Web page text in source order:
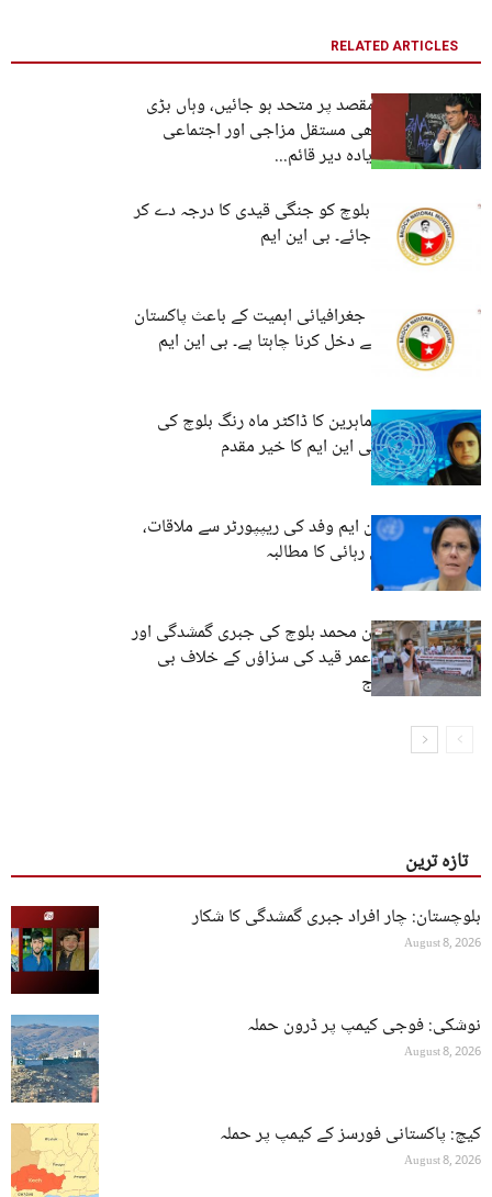
RELATED ARTICLES
جہاں عوام ایک مقصد پر متحد ہو جائیں، وہاں بڑی
سے بڑی رکاوٹ بھی مستقل مزاجی اور اجتماعی
قوت کے سامنے زیادہ دیر قائم...
استاد واحد کمبر بلوچ کو جنگی قیدی کا درجہ دے کر
منظرِ عام پر لایا جائے۔ بی این ایم
گوادر جیمڑی کی جغرافیائی اہمیت کے باعث پاکستان
مقامی آبادی کو بے دخل کرنا چاہتا ہے۔ بی این ایم
اقوام متحدہ کے ماہرین کا ڈاکٹر ماہ رنگ بلوچ کی
سزا کی مذمت، بی این ایم کا خیر مقدم
جنیوا میں بی این ایم وفد کی ریپپورٹر سے ملاقات،
ماہ رنگ بلوچ کی رہائی کا مطالبہ
جرمنی: ڈاکٹر دین محمد بلوچ کی جبری گمشدگی اور
بلوچ رہنماؤں کو عمر قید کی سزاؤں کے خلاف بی
این ایم کا احتجاج
تازہ ترین
بلوچستان: چار افراد جبری گمشدگی کا شکار
August 8, 2026
نوشکی: فوجی کیمپ پر ڈرون حملہ
August 8, 2026
کیچ: پاکستانی فورسز کے کیمپ پر حملہ
August 8, 2026